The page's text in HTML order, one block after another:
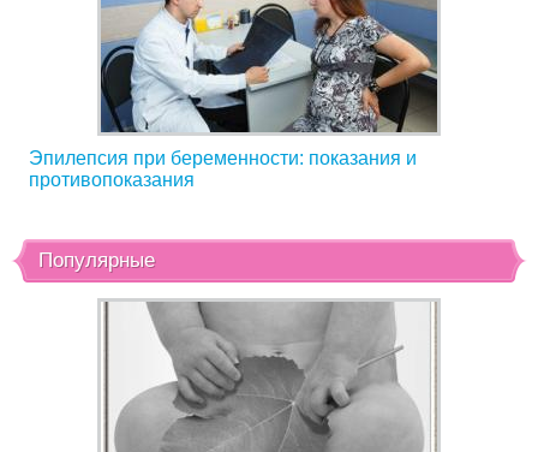
Эпилепсия при беременности: показания и
противопоказания
Популярные